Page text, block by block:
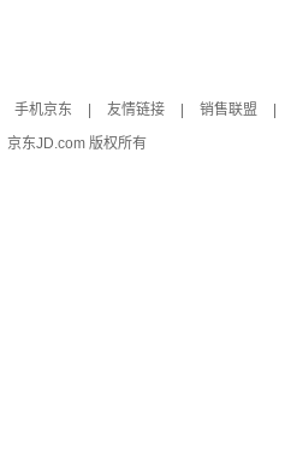
手机京东 友情链接 销售联盟
京东JD.com 版权所有